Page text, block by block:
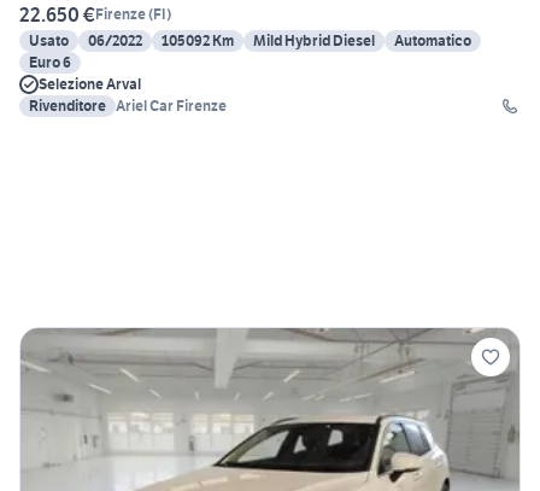
22.650 €Firenze(FI)
Usato
06/2022 105092 Km Mild Hybrid Diesel
Automatico
Euro 6
Selezione Arval
Rivenditore Ariel Car Firenze